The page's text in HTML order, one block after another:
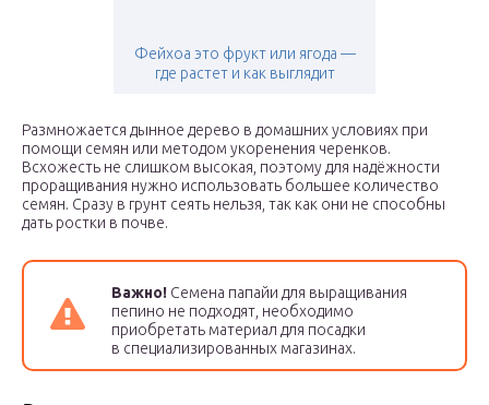
Фейхоа это фрукт или ягода —
где растет и как выглядит
Размножается дынное дерево в домашних условиях при
помощи семян или методом укоренения черенков.
Всхожесть не слишком высокая, поэтому для надёжности
проращивания нужно использовать большее количество
семян. Сразу в грунт сеять нельзя, так как они не способны
дать ростки в почве.
Важно! Семена папайи для выращивания
пепино не подходят, необходимо
приобретать материал для посадки
в специализированных магазинах.